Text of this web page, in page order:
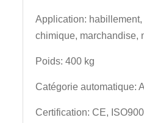
Application:
chimique, marchandise,
Poids: 400 kg
Catégorie automatique:
Certification: CE,